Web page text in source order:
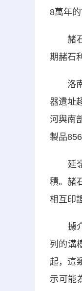
8萬年
赭石
期赭石
洛南
器遺址
河與南
製品856
延嶺
積。赭
相互印
據介
列的溝
起，這
示可能